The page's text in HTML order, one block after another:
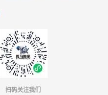
扫码关注我们